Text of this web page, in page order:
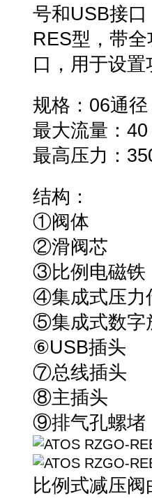
号和USB接
RES型，带
口，用于设
规格：06通
最大流量：
最高压力：
结构：
①阀体
②滑阀芯
③比例电磁铁
④集成式压力
⑤集成式数字
⑥USB插头
⑦总线插头
⑧主插头
⑨排气孔螺堵
比例式减压